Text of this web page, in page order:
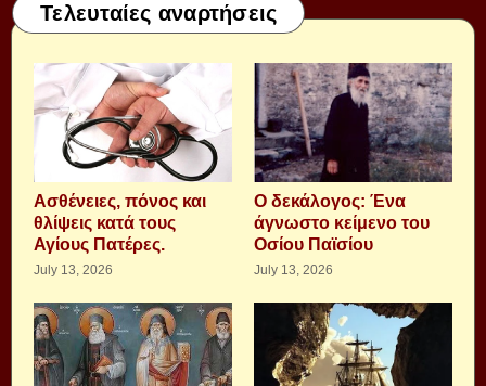
Τελευταίες αναρτήσεις
Aσθένειες, πόνος και
θλίψεις κατά τους
Αγίους Πατέρες.
July 13, 2026
Ο δεκάλογος: Ένα
άγνωστο κείμενο του
Οσίου Παϊσίου
July 13, 2026